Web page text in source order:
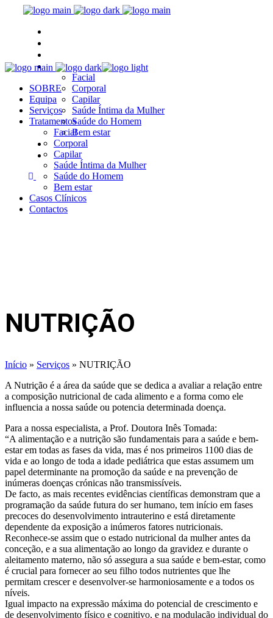
Tratamentos
Facial
Corporal
Capilar
Saúde Íntima da Mulher
Saúde do Homem
Bem estar
Casos Clínicos
Contactos
SOBRE
Equipa
Serviços
Tratamentos
Facial
Corporal
Capilar
Saúde Íntima da Mulher
Saúde do Homem
Bem estar
Casos Clínicos
Contactos
NUTRIÇÃO
Início » Serviços » NUTRIÇÃO
A Nutrição é a área da saúde que se dedica a avaliar a relação entre
a composição nutricional de cada alimento e a forma como ele
influencia a nossa saúde ou potencia determinada doença.
Para a nossa especialista, a Prof. Doutora Inês Tomada:
“A alimentação e a nutrição são fundamentais para a saúde e bem-
estar em todas as fases da vida, mas é nos primeiros 1100 dias de
vida e ao longo de toda a idade pediátrica que estas assumem um
papel determinante na promoção da saúde e na prevenção de
inúmeras doenças crónicas não transmissíveis.
De facto, as mais recentes evidências científicas demonstram que a
programação da saúde futura do ser humano, tem início em fases
precoces do desenvolvimento intrauterino e está diretamente
dependente da exposição a inúmeros fatores nutricionais.
Reconhece-se assim que o estado nutricional da mulher antes da
conceção, e a sua alimentação ao longo da gravidez e durante o
aleitamento materno, não só assegura a sua saúde e bem-estar, como
é crucial para fornecer ao seu filho todos nutrientes que lhe
permitam crescer e desenvolver-se harmoniosamente e a todos os
níveis.
Igual impacto na expressão máxima do potencial de crescimento e
de desenvolvimento físico e cognitivo, e na modulação individual do